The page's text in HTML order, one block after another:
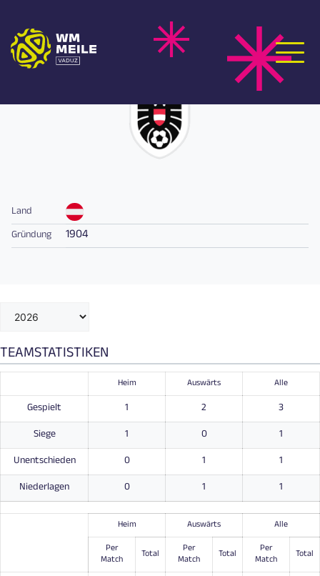
Inhalt
springen
AUSTRIA
Land
Gründung
1904
TEAMSTATISTIKEN
Heim Auswärts Alle
Gespielt 1 2
3
Siege
1 0
1
Unentschieden
0 1
1
Niederlagen
0 1 1
Heim Auswärts
Alle
Per
Match
Total
Per
Match
Total
Per
Match
Total